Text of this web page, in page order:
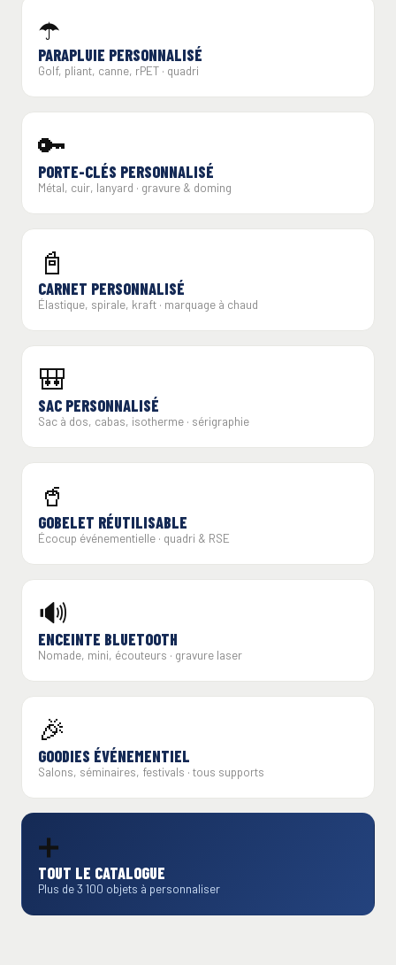
☂️
PARAPLUIE PERSONNALISÉ
Golf, pliant, canne, rPET · quadri
🔑
PORTE-CLÉS PERSONNALISÉ
Métal, cuir, lanyard · gravure & doming
📓
CARNET PERSONNALISÉ
Élastique, spirale, kraft · marquage à chaud
🎒
SAC PERSONNALISÉ
Sac à dos, cabas, isotherme · sérigraphie
🥤
GOBELET RÉUTILISABLE
Écocup événementielle · quadri & RSE
🔊
ENCEINTE BLUETOOTH
Nomade, mini, écouteurs · gravure laser
🎉
GOODIES ÉVÉNEMENTIEL
Salons, séminaires, festivals · tous supports
➕
TOUT LE CATALOGUE
Plus de 3 100 objets à personnaliser